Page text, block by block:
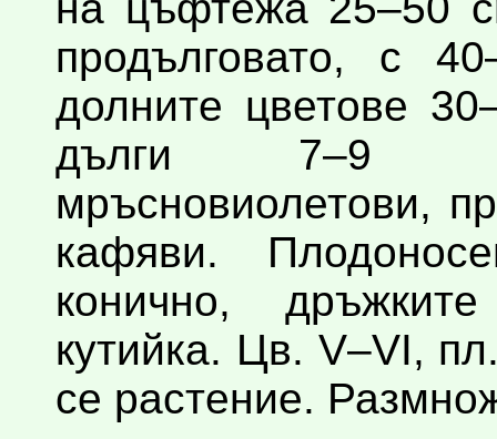
продълговато, с
долните цветове
дълги 7–9
мръсновиолетови,
кафяви.
конично,
кутийка. Цв. V–VI,
се растение.